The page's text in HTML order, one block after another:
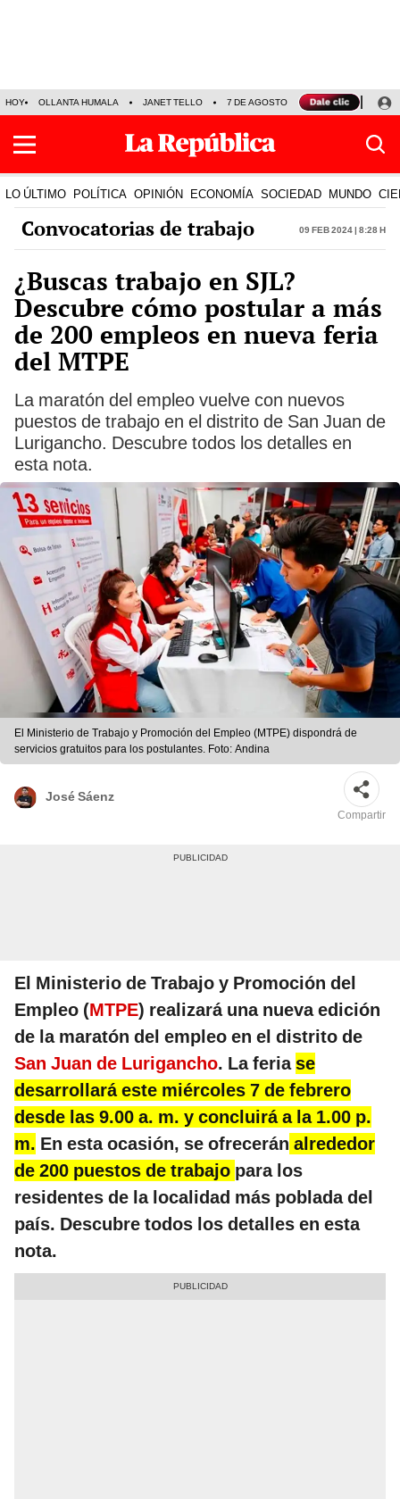
HOY OLLANTA HUMALA JANET TELLO 7 DE AGOSTO TINKA RESULTADOS
LO ÚLTIMO POLÍTICA OPINIÓN ECONOMÍA SOCIEDAD MUNDO
Convocatorias de trabajo 09 Feb 2024 | 8:28 h
¿Buscas trabajo en SJL?
Descubre cómo postular a más
de 200 empleos en nueva feria
del MTPE
La maratón del empleo vuelve con nuevos
puestos de trabajo en el distrito de San Juan de
Lurigancho. Descubre todos los detalles en
esta nota.
El Ministerio de Trabajo y Promoción del Empleo (MTPE) dispondrá de
servicios gratuitos para los postulantes. Foto: Andina
José Sáenz
Compartir
El Ministerio de Trabajo y Promoción del
Empleo (MTPE) realizará una nueva edición
de la maratón del empleo en el distrito de
San Juan de Lurigancho. La feria se
desarrollará este miércoles 7 de febrero
desde las 9.00 a. m. y concluirá a la 1.00 p.
m. En esta ocasión, se ofrecerán alrededor
de 200 puestos de trabajo para los
residentes de la localidad más poblada del
país. Descubre todos los detalles en esta
nota.